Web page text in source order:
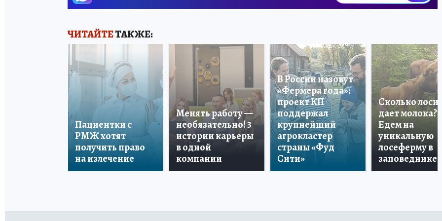
ЧИТАЙТЕТАКЖЕ:
Пациентки с
РМЖ хотят
получить право
на излечение
Менять работу —
необязательно! 3
истории карьеры
в одной
компании
В России назовут
«Фермера года»:
проект КП
поддержал
крупнейший
агрокластер
страны «Фуд
Сити»
Сколько лосиха
дает молока?
Едем на
уникальную
лосеферму в
заповеднике!